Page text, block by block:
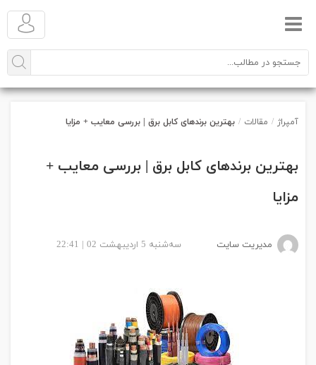
آمپراژ / مقالات / بهترین برندهای کابل برق | بررسی معایب + مزایا
بهترین برندهای کابل برق | بررسی معایب +
مزایا
مدیریت سایت سه‌شنبه 5 اردیبهشت 02 | 22:41